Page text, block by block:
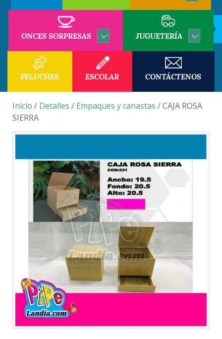
ONCES SORPRESAS JUGUETERÍA
PELUCHES ESCOLAR CONTÁCTENOS
Inicio / Detalles / Empaques y canastas / CAJA ROSA
SIERRA